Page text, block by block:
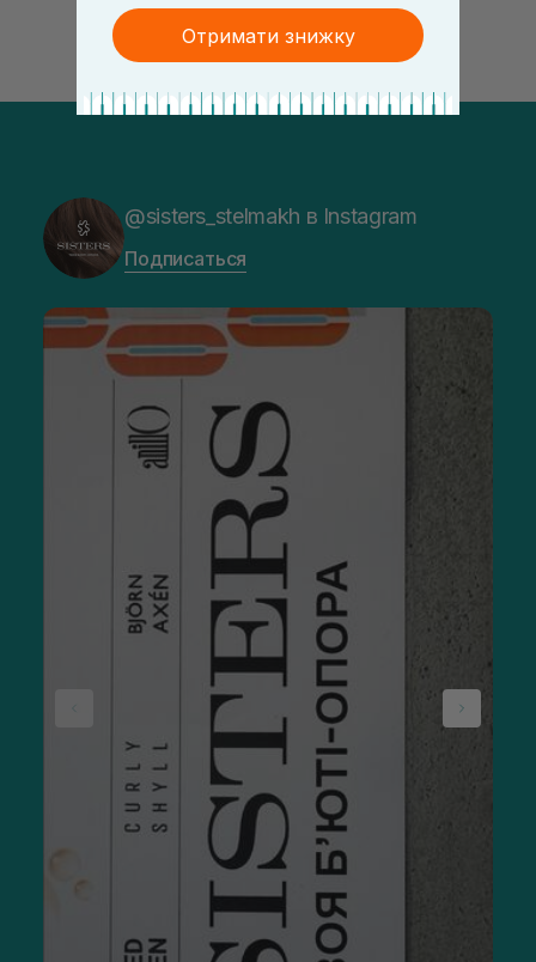
@sisters_stelmakh в Instagram
Подписаться
Отримати знижку